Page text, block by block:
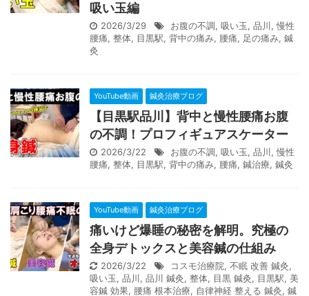
吸い玉編
2026/3/29 お腹の不調, 吸い玉, 品川, 慢性
腰痛, 整体, 目黒駅, 背中の痛み, 腰痛, 足の痛み, 鍼
灸
YouTube動画 鍼灸治療ブログ
【目黒駅品川】背中と慢性腰痛お腹
の不調！プロフィギュアスケーター
2026/3/22 お腹の不調, 吸い玉, 品川, 慢性
腰痛, 整体, 目黒駅, 背中の痛み, 腰痛, 鍼治療, 鍼灸
YouTube動画 鍼灸治療ブログ
痛いけど爆睡の秘密を解明。究極の
全身デトックスと美容鍼の仕組み
2026/3/22 コスモ治療院, 不眠 改善 鍼灸,
吸い玉, 品川, 品川 鍼灸, 整体, 目黒 鍼灸, 目黒駅, 美
容鍼 効果, 腰痛 根本治療, 自律神経 整える 鍼灸, 鍼